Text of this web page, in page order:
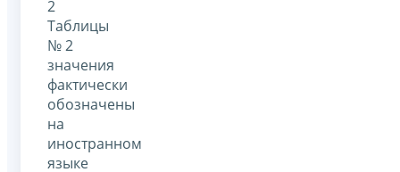
2
Таблицы
№ 2
значения
фактически
обозначены
на
иностранном
языке